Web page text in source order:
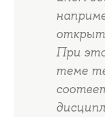
При
теме